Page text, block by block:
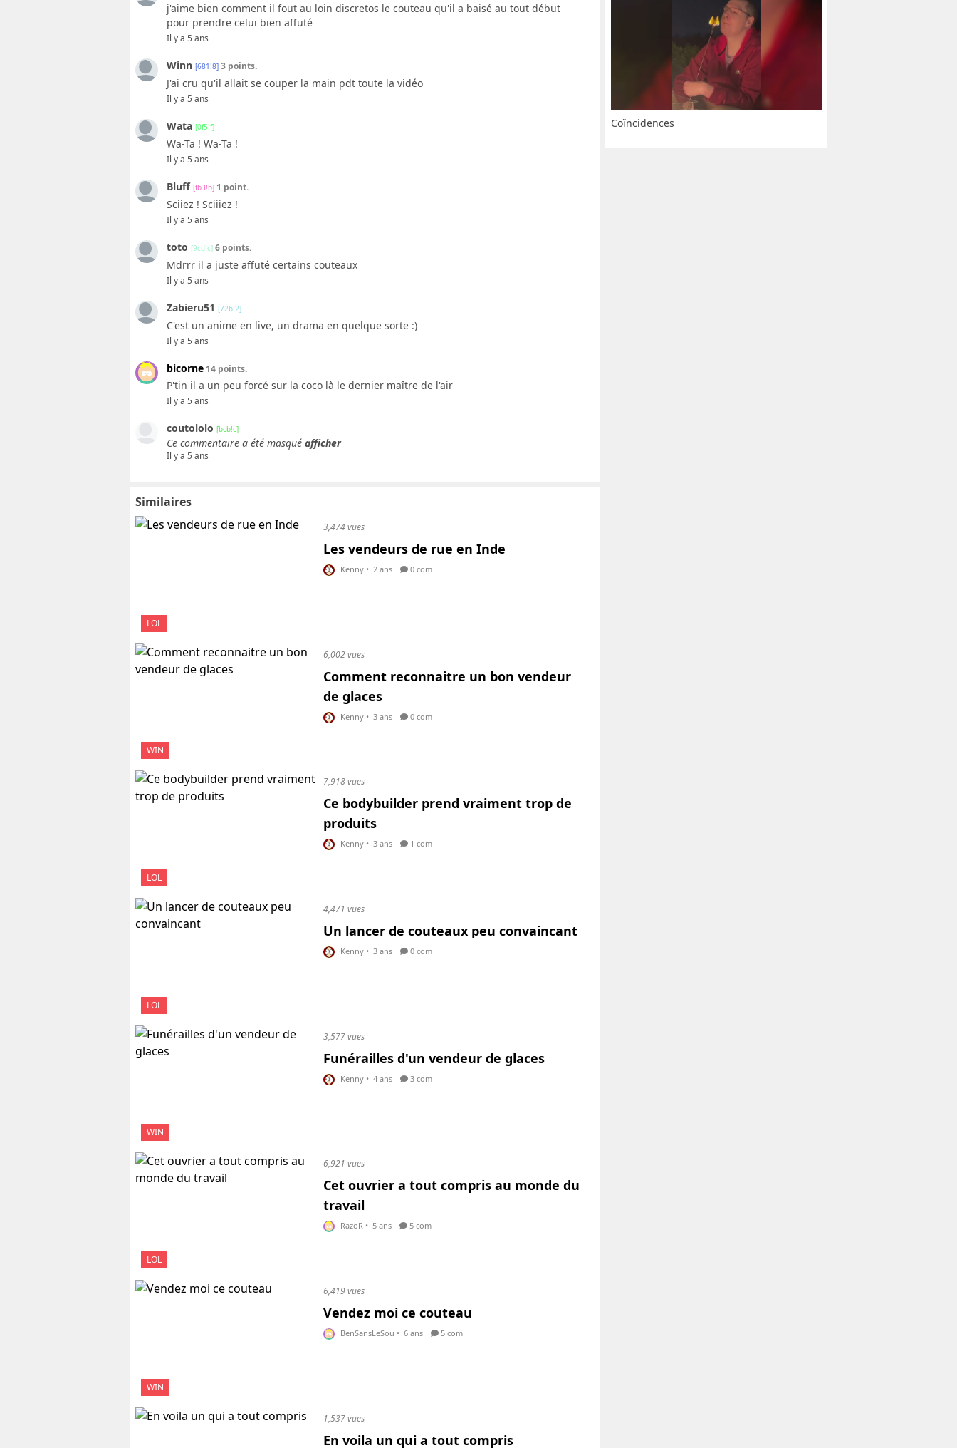
j'aime bien comment il fout au loin discretos le couteau qu'il a baisé au tout début
pour prendre celui bien affuté
Il y a 5 ans
Winn [681!8] 3 points.
J'ai cru qu'il allait se couper la main pdt toute la vidéo
Il y a 5 ans
Wata [0f5!f]
Wa-Ta ! Wa-Ta !
Il y a 5 ans
Bluff [fb3!b] 1 point.
Sciiez ! Sciiiez !
Il y a 5 ans
toto [9cd!c] 6 points.
Mdrrr il a juste affuté certains couteaux
Il y a 5 ans
Zabieru51 [72b!2]
C'est un anime en live, un drama en quelque sorte :)
Il y a 5 ans
bicorne 14 points.
P'tin il a un peu forcé sur la coco là le dernier maître de l'air
Il y a 5 ans
coutololo [bcb!c]
Ce commentaire a été masqué afficher
Il y a 5 ans
Similaires
LOL
3,474 vues
Les vendeurs de rue en Inde
Kenny • 2 ans 0 com
WIN
6,002 vues
Comment reconnaitre un bon vendeur
de glaces
Kenny • 3 ans 0 com
LOL
7,918 vues
Ce bodybuilder prend vraiment trop de
produits
Kenny • 3 ans 1 com
LOL
4,471 vues
Un lancer de couteaux peu convaincant
Kenny • 3 ans 0 com
WIN
3,577 vues
Funérailles d'un vendeur de glaces
Kenny • 4 ans 3 com
LOL
6,921 vues
Cet ouvrier a tout compris au monde du
travail
RazoR • 5 ans 5 com
WIN
6,419 vues
Vendez moi ce couteau
BenSansLeSou • 6 ans 5 com
1,537 vues
En voila un qui a tout compris
Coïncidences